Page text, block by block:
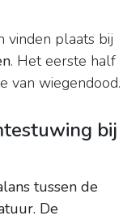
vinden plaats bij
. Het eerste half
van wiegendood.
bij
tussen de
De